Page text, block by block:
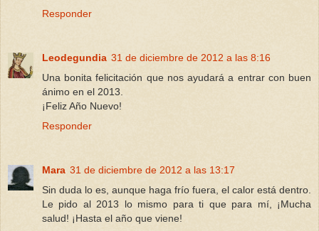
Responder
Leodegundia 31 de diciembre de 2012 a las 8:16
Una bonita felicitación que nos ayudará a entrar con buen
ánimo en el 2013.
¡Feliz Año Nuevo!
Responder
Mara 31 de diciembre de 2012 a las 13:17
Sin duda lo es, aunque haga frío fuera, el calor está dentro.
Le pido al 2013 lo mismo para ti que para mí, ¡Mucha
salud! ¡Hasta el año que viene!